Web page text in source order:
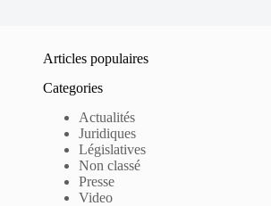
Articles populaires
Categories
Actualités
Juridiques
Législatives
Non classé
Presse
Video